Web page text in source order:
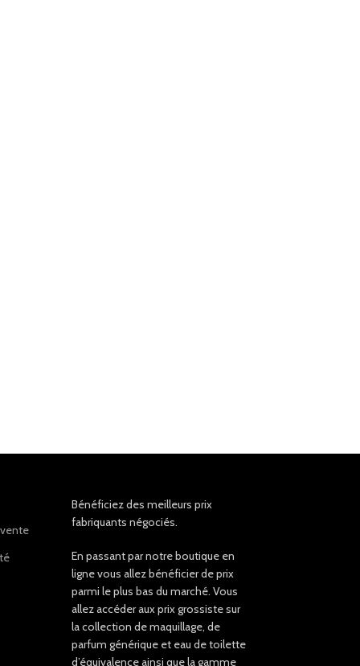
Bénéficiez des meilleurs prix
fabriquants négociés.
En passant par notre boutique en
ligne vous allez bénéficier de prix
parmi le plus bas du marché. Vous
allez accéder aux prix grossiste sur
la collection de maquillage, de
parfum générique et eau de toilette
d’équivalence ainsi que la gamme